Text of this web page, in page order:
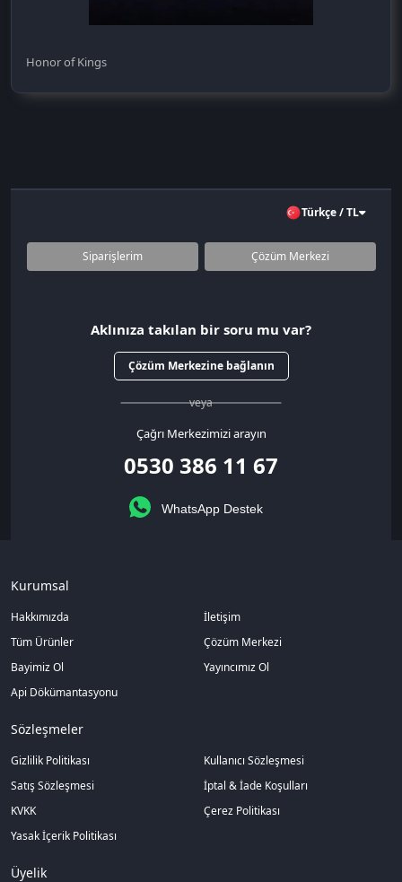
Honor of Kings
Türkçe / TL
Siparişlerim Çözüm Merkezi
Aklınıza takılan bir soru mu var?
Çözüm Merkezine bağlanın
veya
Çağrı Merkezimizi arayın
0530 386 11 67
WhatsApp Destek
Kurumsal
Hakkımızda
İletişim
Tüm Ürünler
Çözüm Merkezi
Bayimiz Ol
Yayıncımız Ol
Api Dökümantasyonu
Sözleşmeler
Gizlilik Politikası
Kullanıcı Sözleşmesi
Satış Sözleşmesi
İptal & İade Koşulları
KVKK
Çerez Politikası
Yasak İçerik Politikası
Üyelik